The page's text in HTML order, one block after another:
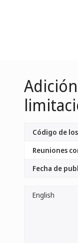
Código de
Reuniones
Fecha de
English